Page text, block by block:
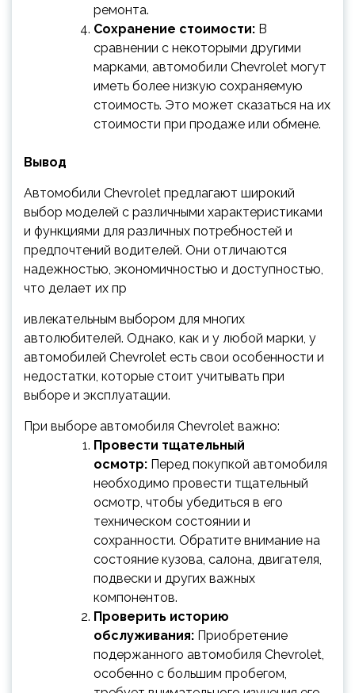
ремонта.
Сохранение стоимости: В
сравнении с некоторыми другими
марками, автомобили Chevrolet могут
иметь более низкую сохраняемую
стоимость. Это может сказаться на их
стоимости при продаже или обмене.
Вывод
Автомобили Chevrolet предлагают широкий
выбор моделей с различными характеристиками
и функциями для различных потребностей и
предпочтений водителей. Они отличаются
надежностью, экономичностью и доступностью,
что делает их пр
ивлекательным выбором для многих
автолюбителей. Однако, как и у любой марки, у
автомобилей Chevrolet есть свои особенности и
недостатки, которые стоит учитывать при
выборе и эксплуатации.
При выборе автомобиля Chevrolet важно:
Провести тщательный
осмотр: Перед покупкой автомобиля
необходимо провести тщательный
осмотр, чтобы убедиться в его
техническом состоянии и
сохранности. Обратите внимание на
состояние кузова, салона, двигателя,
подвески и других важных
компонентов.
Проверить историю
обслуживания: Приобретение
подержанного автомобиля Chevrolet,
особенно с большим пробегом,